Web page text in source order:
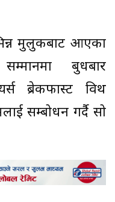
मुलुकबाट आएका
बुधबार
ब्रेकफास्ट विथ
सम्बोधन गर्दै सो